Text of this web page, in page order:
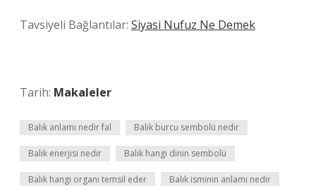
Tavsiyeli Bağlantılar: Siyasi Nufuz Ne Demek
Tarih: Makaleler
Balık anlamı nedir fal Balık burcu sembolü nedir
Balık enerjisi nedir Balık hangi dinin sembolü
Balık hangi organı temsil eder Balık isminin anlamı nedir